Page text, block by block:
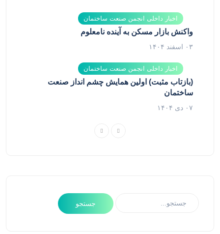
اخبار داخلی انجمن صنعت ساختمان
واکنش بازار مسکن به آینده نامعلوم
۰۳ اسفند ۱۴۰۴
اخبار داخلی انجمن صنعت ساختمان
(بازتاب مثبت) اولین همایش چشم انداز صنعت
ساختمان
۰۷ دی ۱۴۰۴